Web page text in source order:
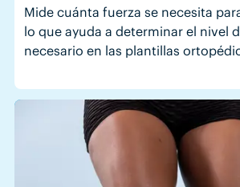
Mide cuánta fuerza se necesita
lo que ayuda a determinar el nivel
necesario en las plantillas